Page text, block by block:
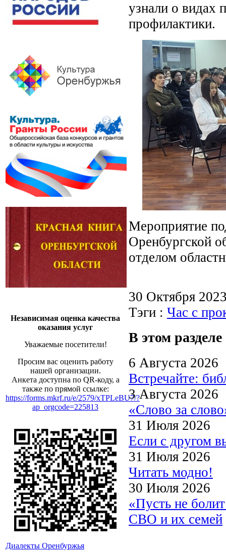
Независимая оценка качества
оказания услуг
Уважаемые посетители!
Просим вас оценить работу
нашей организации.
Анкета доступна по QR-коду, а
также по прямой ссылке:
https://forms.mkrf.ru/e/2579/xTPLeBU7/?
ap_orgcode=225813
Диалекты Оренбуржья
узнали о видах
профилактики.
Мероприятие
Оренбургской
отделом
30 Октября
Тэги : Час с
В этом разделе
6 Августа 2026
Встречайте:
3 Августа 2026
«Слово за
31 Июля 2026
Если с другом
31 Июля 2026
Читать модно!
30 Июля 2026
«Пусть не
СВО и их семей